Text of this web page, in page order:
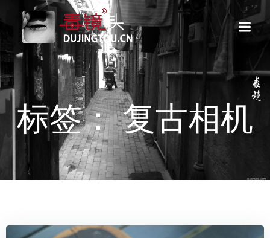
转
到
内
容
标签： 复古相机